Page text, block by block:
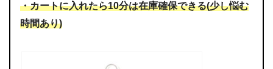
・カートに入れたら10分は在庫確保できる(少し悩む
時間あり)